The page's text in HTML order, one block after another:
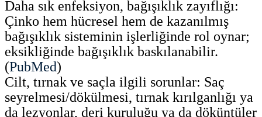
Daha sık enfeksiyon, bağışıklık zayıflığı:
Çinko hem hücresel hem de kazanılmış
bağışıklık sisteminin işlerliğinde rol oynar;
eksikliğinde bağışıklık baskılanabilir.
(PubMed)
Cilt, tırnak ve saçla ilgili sorunlar: Saç
seyrelmesi/dökülmesi, tırnak kırılganlığı ya
da lezyonlar, deri kuruluğu ya da döküntüler